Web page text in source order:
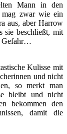
Mann in den
mag zwar wie ein
aus, aber Harrow
sie beschließt, mit
Gefahr…
Kulisse mit
und nicht
so merkt man
bleibt und nicht
bekommen den
damit die